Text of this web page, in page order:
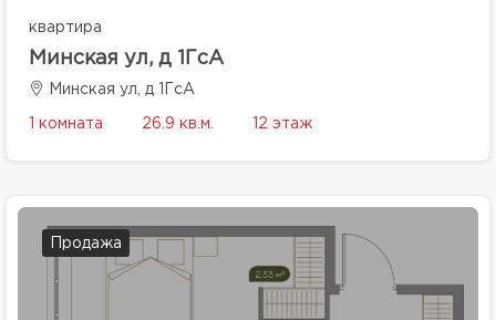
квартира
Минская ул, д 1ГсА
Минская ул, д 1ГсА
1 комната 26.9 кв.м. 12 этаж
Продажа